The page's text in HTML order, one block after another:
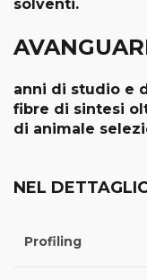
solventi.
anni di studio e
fibre di sintesi
di animale
NEL
Profiling